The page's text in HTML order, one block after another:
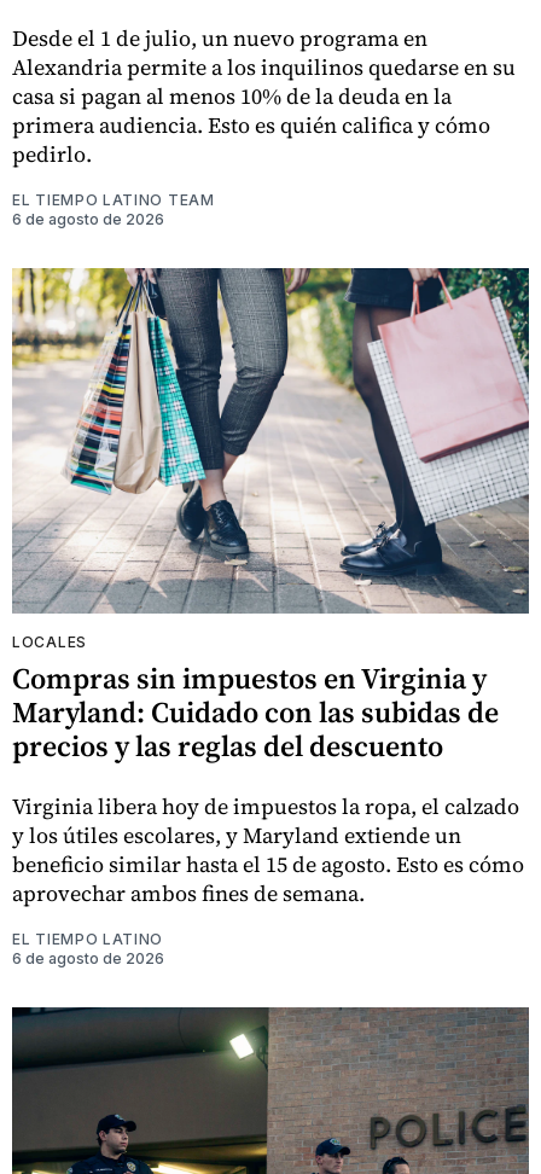
Desde el 1 de julio, un nuevo programa en
Alexandria permite a los inquilinos quedarse en su
casa si pagan al menos 10% de la deuda en la
primera audiencia. Esto es quién califica y cómo
pedirlo.
EL TIEMPO LATINO TEAM
6 de agosto de 2026
LOCALES
Compras sin impuestos en Virginia y
Maryland: Cuidado con las subidas de
precios y las reglas del descuento
Virginia libera hoy de impuestos la ropa, el calzado
y los útiles escolares, y Maryland extiende un
beneficio similar hasta el 15 de agosto. Esto es cómo
aprovechar ambos fines de semana.
EL TIEMPO LATINO
6 de agosto de 2026